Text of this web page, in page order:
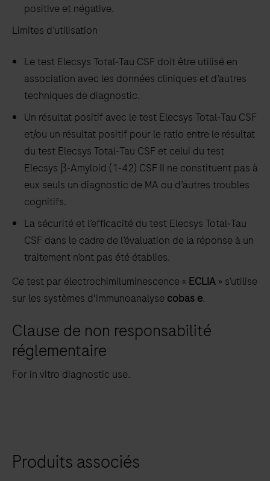
positive et négative.
Limites d’utilisation
Le test Elecsys Total‑Tau CSF doit être utilisé en
association avec les données cliniques et d’autres
techniques de diagnostic.
Un résultat positif avec le test Elecsys Total‑Tau CSF
et/ou un résultat positif pour le ratio entre le résultat
du test Elecsys Total‑Tau CSF et celui du test
Elecsys β‑Amyloid (1‑42) CSF II ne constituent pas à
eux seuls un diagnostic de MA ou d’autres troubles
cognitifs.
La sécurité et l’efficacité du test Elecsys Total‑Tau
CSF dans le cadre de l’évaluation de la réponse à un
traitement n’ont pas été établies.
Ce test par électrochimiluminescence « ECLIA » s’utilise
sur les systèmes d'immunoanalyse cobas e.
Clause de non responsabilité
réglementaire
For in vitro diagnostic use.
Produits associés